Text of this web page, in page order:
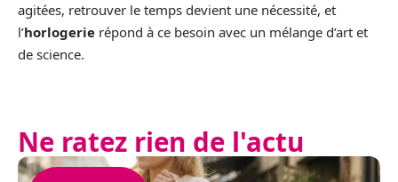
agitées, retrouver le temps devient une nécessité, et
l’horlogerie répond à ce besoin avec un mélange d’art et
de science.
Ne ratez rien de l'actu